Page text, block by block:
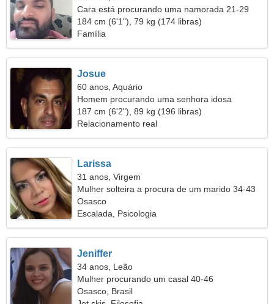
Cara está procurando uma namorada 21-29
184 cm (6'1"), 79 kg (174 libras)
Família
Josue
60 anos, Aquário
Homem procurando uma senhora idosa
187 cm (6'2"), 89 kg (196 libras)
Relacionamento real
Larissa
31 anos, Virgem
Mulher solteira a procura de um marido 34-43
Osasco
Escalada, Psicologia
Jeniffer
34 anos, Leão
Mulher procurando um casal 40-46
Osasco, Brasil